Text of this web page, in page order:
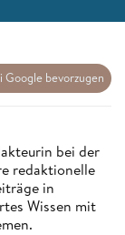
Google bevorzugen
bei der
redaktionelle
in
Wissen mit